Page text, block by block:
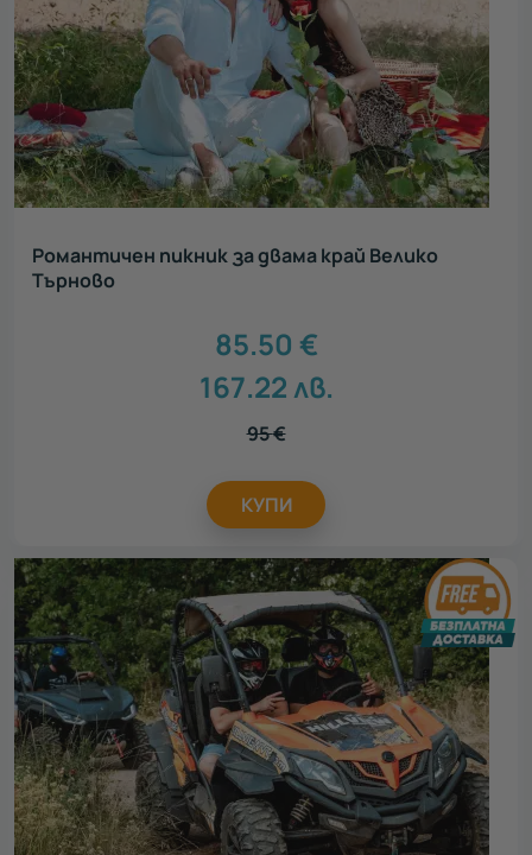
Романтичен пикник за двама край Велико
Търново
85.50 €
167.22лв.
95€
КУПИ